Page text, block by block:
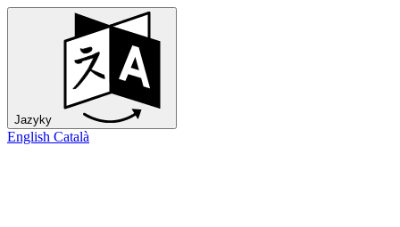
Jazyky
English Català